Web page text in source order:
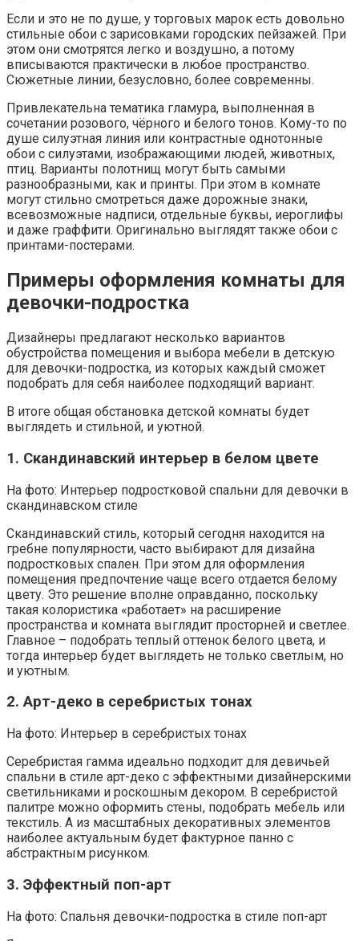
Если и это не по душе, у торговых марок есть довольно
стильные обои с зарисовками городских пейзажей. При
этом они смотрятся легко и воздушно, а потому
вписываются практически в любое пространство.
Сюжетные линии, безусловно, более современны.
Привлекательна тематика гламура, выполненная в
сочетании розового, чёрного и белого тонов. Кому-то по
душе силуэтная линия или контрастные однотонные
обои с силуэтами, изображающими людей, животных,
птиц. Варианты полотнищ могут быть самыми
разнообразными, как и принты. При этом в комнате
могут стильно смотреться даже дорожные знаки,
всевозможные надписи, отдельные буквы, иероглифы
и даже граффити. Оригинально выглядят также обои с
принтами-постерами.
Примеры оформления комнаты для
девочки-подростка
Дизайнеры предлагают несколько вариантов
обустройства помещения и выбора мебели в детскую
для девочки-подростка, из которых каждый сможет
подобрать для себя наиболее подходящий вариант.
В итоге общая обстановка детской комнаты будет
выглядеть и стильной, и уютной.
1. Скандинавский интерьер в белом цвете
На фото: Интерьер подростковой спальни для девочки в
скандинавском стиле
Скандинавский стиль, который сегодня находится на
гребне популярности, часто выбирают для дизайна
подростковых спален. При этом для оформления
помещения предпочтение чаще всего отдается белому
цвету. Это решение вполне оправданно, поскольку
такая колористика «работает» на расширение
пространства и комната выглядит просторней и светлее.
Главное – подобрать теплый оттенок белого цвета, и
тогда интерьер будет выглядеть не только светлым, но
и уютным.
2. Арт-деко в серебристых тонах
На фото: Интерьер в серебристых тонах
Серебристая гамма идеально подходит для девичьей
спальни в стиле арт-деко с эффектными дизайнерскими
светильниками и роскошным декором. В серебристой
палитре можно оформить стены, подобрать мебель или
текстиль. А из масштабных декоративных элементов
наиболее актуальным будет фактурное панно с
абстрактным рисунком.
3. Эффектный поп-арт
На фото: Спальня девочки-подростка в стиле поп-арт